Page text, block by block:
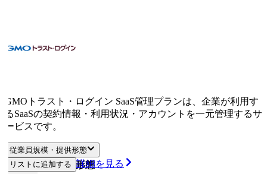
トラスト・ログイン SaaS管理プランは、企業が利用す
SaaSの契約情報・利用状況・アカウントを一元管理するサ
ビスです。
従業員規模・提供形態
業員規模 提供形態
リストに追加する 詳細を見る